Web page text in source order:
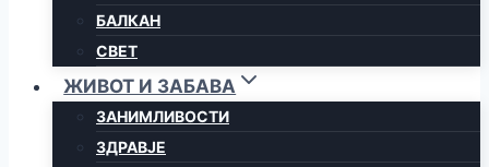
БАЛКАН
СВЕТ
ЖИВОТ И ЗАБАВА
ЗАНИМЛИВОСТИ
ЗДРАВЈЕ